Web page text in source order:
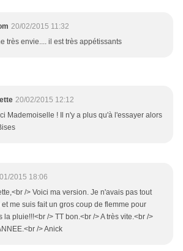
20/02/2015 11:32
très envie.... il est très appétissants
20/02/2015 12:12
Mademoiselle ! Il n'y a plus qu'à l'essayer alors
2015 18:06
/> Voici ma version. Je n'avais pas tout
me suis fait un gros coup de flemme pour
la pluie!!!<br /> TT bon.<br /> A très vite.<br />
/> Anick